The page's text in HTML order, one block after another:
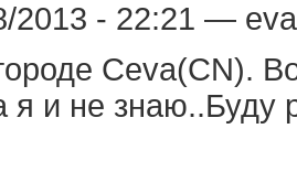
2013 - 22:21 —
Ceva(CN).
я и не знаю..Буду